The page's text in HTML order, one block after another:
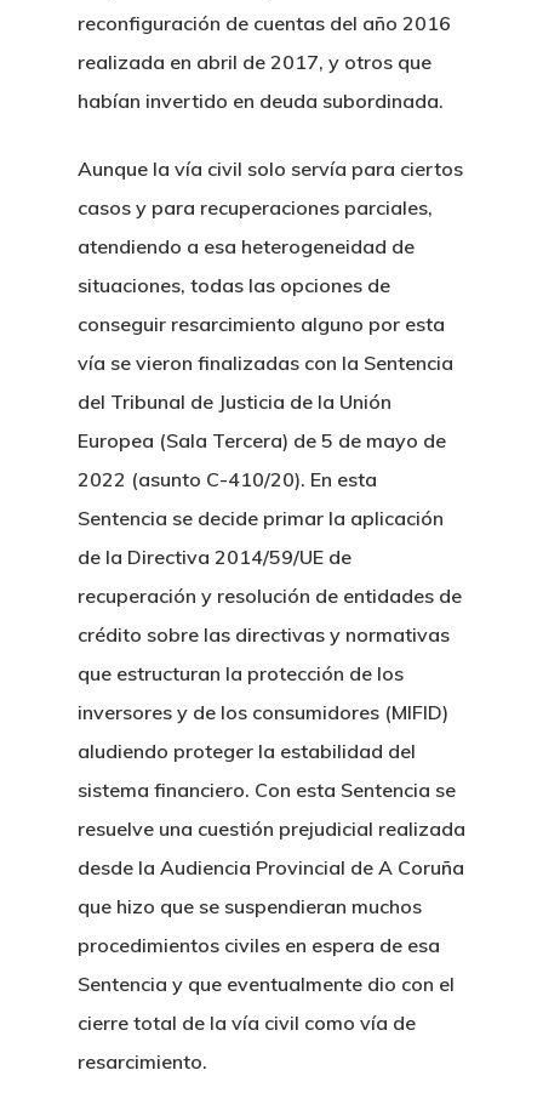
reconfiguración de cuentas del año 2016
realizada en abril de 2017, y otros que
habían invertido en deuda subordinada.
Aunque la vía civil solo servía para ciertos
casos y para recuperaciones parciales,
atendiendo a esa heterogeneidad de
situaciones, todas las opciones de
conseguir resarcimiento alguno por esta
vía se vieron finalizadas con la Sentencia
del Tribunal de Justicia de la Unión
Europea (Sala Tercera) de 5 de mayo de
2022 (asunto C-410/20). En esta
Sentencia se decide primar la aplicación
de la Directiva 2014/59/UE de
recuperación y resolución de entidades de
crédito sobre las directivas y normativas
que estructuran la protección de los
inversores y de los consumidores (MIFID)
aludiendo proteger la estabilidad del
sistema financiero. Con esta Sentencia se
resuelve una cuestión prejudicial realizada
desde la Audiencia Provincial de A Coruña
que hizo que se suspendieran muchos
procedimientos civiles en espera de esa
Sentencia y que eventualmente dio con el
cierre total de la vía civil como vía de
resarcimiento.